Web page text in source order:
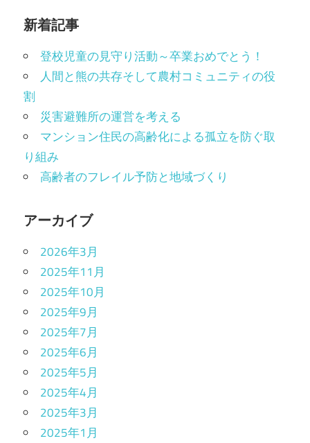
新着記事
登校児童の見守り活動～卒業おめでとう！
人間と熊の共存そして農村コミュニティの役
割
災害避難所の運営を考える
マンション住民の高齢化による孤立を防ぐ取
り組み
高齢者のフレイル予防と地域づくり
アーカイブ
2026年3月
2025年11月
2025年10月
2025年9月
2025年7月
2025年6月
2025年5月
2025年4月
2025年3月
2025年1月